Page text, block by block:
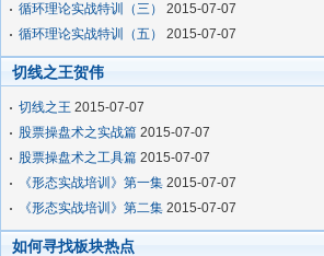
循环理论实战特训（三）
2015-07-07
循环理论实战特训（五）
2015-07-07
切线之王贺伟
切线之王 2015-07-07
股票操盘术之实战篇 2015-07-07
股票操盘术之工具篇 2015-07-07
《形态实战培训》第一集 2015-07-07
《形态实战培训》第二集 2015-07-07
如何寻找板块热点